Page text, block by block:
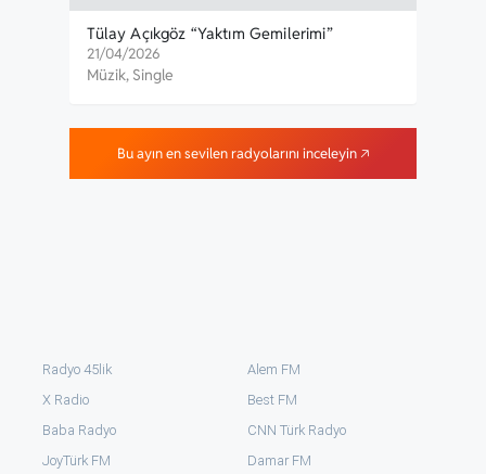
Tülay Açıkgöz “Yaktım Gemilerimi”
Yayınlandı
21/04/2026
Müzik, Single
Bu ayın en sevilen radyolarını inceleyin 🡥
Radyo 45lik
X Radio
Baba Radyo
JoyTürk FM
Alem FM
Best FM
CNN Türk Radyo
Damar FM